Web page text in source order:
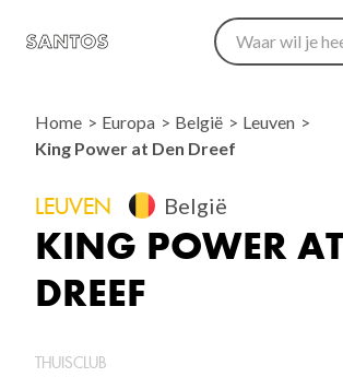
Home Europa België
Leuven
King Power at Den Dreef
LEUVEN België
KING POWER
DREEF
THUISCLUB